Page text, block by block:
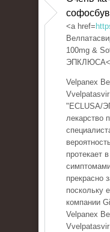
<a href=
100mg &
Velpanex
"ECLUSA/
лекарство
протекает
прекрасно
поскольку
компании
Velpanex